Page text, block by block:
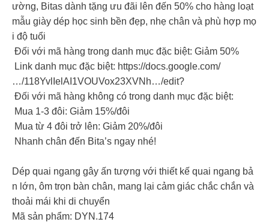
ường, Bitas dành tặng ưu đãi lên đến 50% cho hàng loạt
mẫu giày dép học sinh bền đẹp, nhẹ chân và phù hợp mọ
i độ tuổi
Đối với mã hàng trong danh mục đặc biệt: Giảm 50%
Link danh mục đặc biệt: https://docs.google.com/
…/118YvlIelAI1VOUVox23XVNh…/edit?
Đối với mã hàng không có trong danh mục đặc biệt:
Mua 1-3 đôi: Giảm 15%/đôi
Mua từ 4 đôi trở lên: Giảm 20%/đôi
Nhanh chân đến Bita’s ngay nhé!
Dép quai ngang gây ấn tượng với thiết kế quai ngang bả
n lớn, ôm trọn bàn chân, mang lại cảm giác chắc chắn và
thoải mái khi di chuyển
Mã sản phẩm: DYN.174